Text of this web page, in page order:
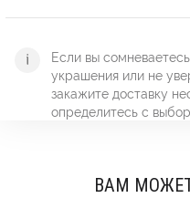
Если вы
украшения или не
закажите доставку
определитесь с
ВАМ